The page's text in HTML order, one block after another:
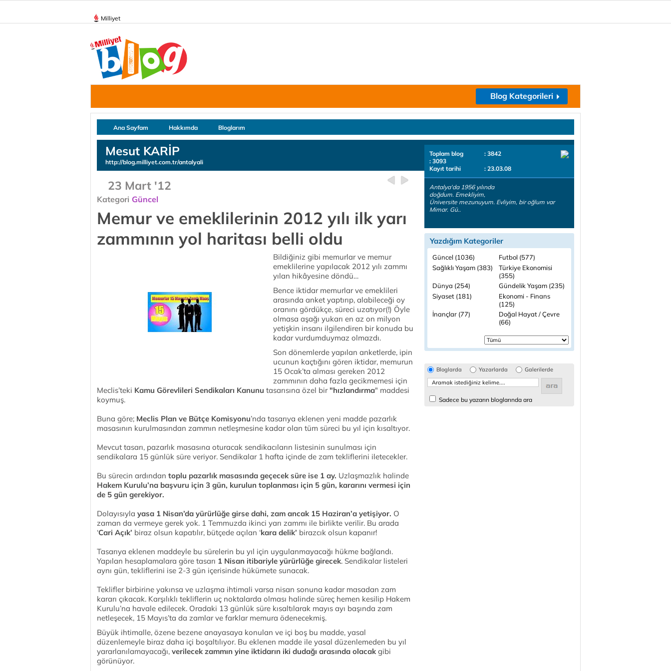
Milliyet
Blog Kategorileri
Ana Sayfam Hakkımda Bloglarım
Mesut KARİP
http://blog.milliyet.com.tr/antalyali
23 Mart '12
Kategori Güncel
Memur ve emeklilerinin 2012 yılı ilk yarı
zammının yol haritası belli oldu
Bildiğiniz gibi memurlar ve memur
emeklilerine yapılacak 2012 yılı zammı
yılan hikâyesine döndü…
Bence iktidar memurlar ve emeklileri
arasında anket yaptırıp, alabileceği oy
oranını gördükçe, süreci uzatıyor(!) Öyle
olmasa aşağı yukarı en az on milyon
yetişkin insanı ilgilendiren bir konuda bu
kadar vurdumduymaz olmazdı.
Son dönemlerde yapılan anketlerde, ipin
ucunun kaçtığını gören iktidar, memurun
15 Ocak’ta alması gereken 2012
zammının daha fazla gecikmemesi için
Meclis’teki Kamu Görevlileri Sendikaları Kanunu tasarısına özel bir"hızlandırma" maddesi
koymuş.
Buna göre; Meclis Plan ve Bütçe Komisyonu’nda tasarıya eklenen yeni madde pazarlık
masasının kurulmasından zammın netleşmesine kadar olan tüm süreci bu yıl için kısaltıyor.
Mevcut tasarı, pazarlık masasına oturacak sendikacıların listesinin sunulması için
sendikalara 15 günlük süre veriyor. Sendikalar 1 hafta içinde de zam tekliflerini iletecekler.
Bu sürecin ardından toplu pazarlık masasında geçecek süre ise 1 ay. Uzlaşmazlık halinde
Hakem Kurulu’na başvuru için 3 gün, kurulun toplanması için 5 gün, kararını vermesi için
de 5 gün gerekiyor.
Dolayısıyla yasa 1 Nisan’da yürürlüğe girse dahi, zam ancak 15 Haziran’a yetişiyor. O
zaman da vermeye gerek yok. 1 Temmuzda ikinci yarı zammı ile birlikte verilir. Bu arada
‘Cari Açık’ biraz olsun kapatılır, bütçede açılan ‘kara delik’ birazcık olsun kapanır!
Tasarıya eklenen maddeyle bu sürelerin bu yıl için uygulanmayacağı hükme bağlandı.
Yapılan hesaplamalara göre tasarı 1 Nisan itibariyle yürürlüğe girecek. Sendikalar listeleri
aynı gün, tekliflerini ise 2-3 gün içerisinde hükümete sunacak.
Teklifler birbirine yakınsa ve uzlaşma ihtimali varsa nisan sonuna kadar masadan zam
kararı çıkacak. Karşılıklı tekliflerin uç noktalarda olması halinde süreç hemen kesilip Hakem
Kurulu’na havale edilecek. Oradaki 13 günlük süre kısaltılarak mayıs ayı başında zam
netleşecek, 15 Mayıs’ta da zamlar ve farklar memura ödenecekmiş.
Büyük ihtimalle, özene bezene anayasaya konulan ve içi boş bu madde, yasal
düzenlemeyle biraz daha içi boşaltılıyor. Bu eklenen madde ile yasal düzenlemeden bu yıl
yararlanılamayacağı, verilecek zammın yine iktidarın iki dudağı arasında olacakgibi
görünüyor.
Toplam blog
: 3842
: 3093
Kayıt tarihi
: 23.03.08
Antalya'da 1956 yılında
doğdum. Emekliyim,
Üniversite mezunuyum. Evliyim, bir oğlum var
Mimar. Gü..
Yazdığım Kategoriler
Güncel (1036)
Futbol (577)
Sağlıklı Yaşam (383)
Türkiye Ekonomisi
(355)
Dünya (254)
Gündelik Yaşam (235)
Siyaset (181)
Ekonomi - Finans
(125)
İnançlar (77) Doğal Hayat / Çevre
(66)
Bloglarda Yazarlarda Galerilerde
Sadece bu yazarın bloglarında ara